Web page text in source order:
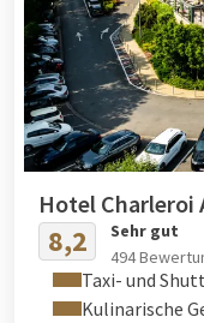
Hotel Charleroi
8,2
Sehr gut
494
Taxi- und
Kulinarische